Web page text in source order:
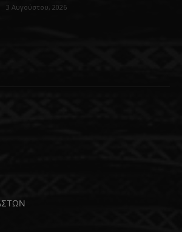
3 Αυγούστου, 2026